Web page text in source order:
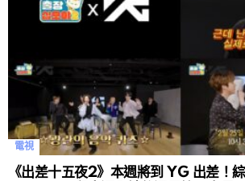
電視
《出差十五夜2》本週將到 YG 出差！